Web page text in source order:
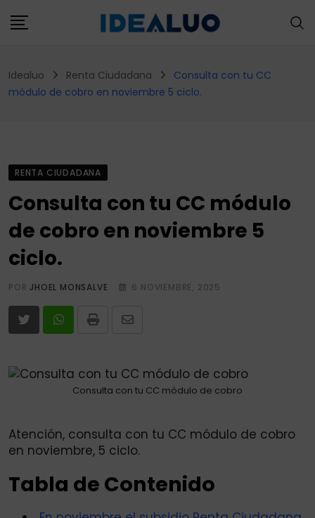
to
Idealuo Renta Ciudadana
Consulta con tu CC
módulo de cobro en noviembre 5 ciclo.
RENTA CIUDADANA
Consulta con tu CC módulo
de cobro en noviembre 5
ciclo.
PORJHOEL MONSALVE 6 NOVIEMBRE, 2025
Print
Share
Consulta con tu CC módulo de cobro
Atención, consulta con tu CC módulo de cobro
en noviembre, 5 ciclo.
Tabla de Contenido